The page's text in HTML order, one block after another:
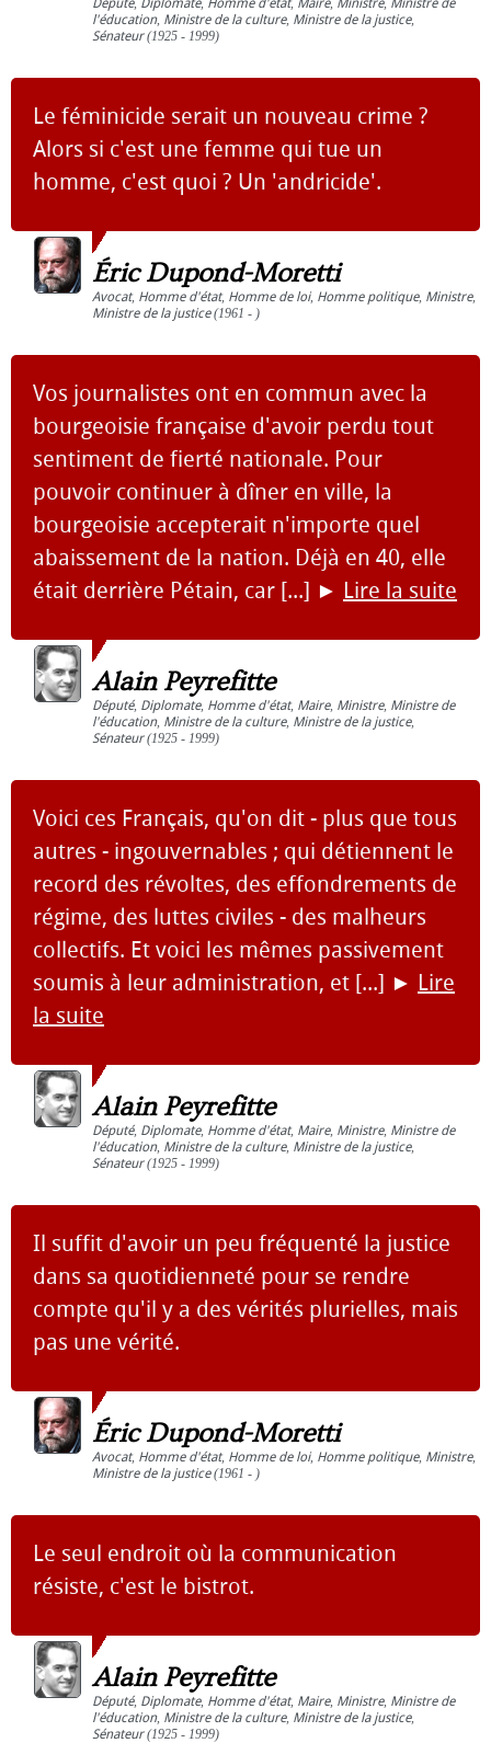
Député, Diplomate, Homme d'état, Maire, Ministre, Ministre de
l'éducation, Ministre de la culture, Ministre de la justice,
Sénateur(1925 - 1999)
Le féminicide serait un nouveau crime ?
Alors si c'est une femme qui tue un
homme, c'est quoi ? Un 'andricide'.
Éric Dupond-Moretti
Avocat, Homme d'état, Homme de loi, Homme politique, Ministre,
Ministre de la justice(1961 - )
Vos journalistes ont en commun avec la
bourgeoisie française d'avoir perdu tout
sentiment de fierté nationale. Pour
pouvoir continuer à dîner en ville, la
bourgeoisie accepterait n'importe quel
abaissement de la nation. Déjà en 40, elle
était derrière Pétain, car [...] ► Lire la suite
Alain Peyrefitte
Député, Diplomate, Homme d'état, Maire, Ministre, Ministre de
l'éducation, Ministre de la culture, Ministre de la justice,
Sénateur(1925 - 1999)
Voici ces Français, qu'on dit - plus que tous
autres - ingouvernables ; qui détiennent le
record des révoltes, des effondrements de
régime, des luttes civiles - des malheurs
collectifs. Et voici les mêmes passivement
soumis à leur administration, et [...] ► Lire
la suite
Alain Peyrefitte
Député, Diplomate, Homme d'état, Maire, Ministre, Ministre de
l'éducation, Ministre de la culture, Ministre de la justice,
Sénateur(1925 - 1999)
Il suffit d'avoir un peu fréquenté la justice
dans sa quotidienneté pour se rendre
compte qu'il y a des vérités plurielles, mais
pas une vérité.
Éric Dupond-Moretti
Avocat, Homme d'état, Homme de loi, Homme politique, Ministre,
Ministre de la justice(1961 - )
Le seul endroit où la communication
résiste, c'est le bistrot.
Alain Peyrefitte
Député, Diplomate, Homme d'état, Maire, Ministre, Ministre de
l'éducation, Ministre de la culture, Ministre de la justice,
Sénateur(1925 - 1999)